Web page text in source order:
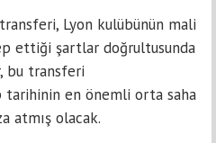
transferi, Lyon kulübünün mali
ettiği şartlar doğrultusunda
bu transferi
en önemli orta saha
atmış olacak.